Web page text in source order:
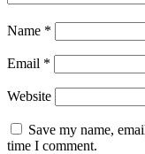
Name *
Email *
Website
Save my name,
time I comment.